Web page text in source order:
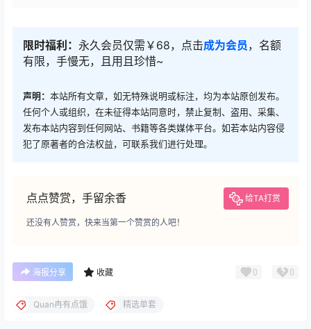
限时福利： 永久会员仅需￥68，点击成为会员，名额
有限，手慢无，且用且珍惜~
声明： 本站所有文章，如无特殊说明或标注，均为本站原创发布。
任何个人或组织，在未征得本站同意时，禁止复制、盗用、采集、
发布本站内容到任何网站、书籍等各类媒体平台。如若本站内容侵
犯了原著者的合法权益，可联系我们进行处理。
点点赞赏，手留余香 给TA打赏
还没有人赞赏，快来当第一个赞赏的人吧！
海报分享 收藏 0 0
Quan冉有点饿 精选单套